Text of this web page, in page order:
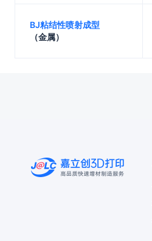
BJ粘结性喷射成型
（金属）